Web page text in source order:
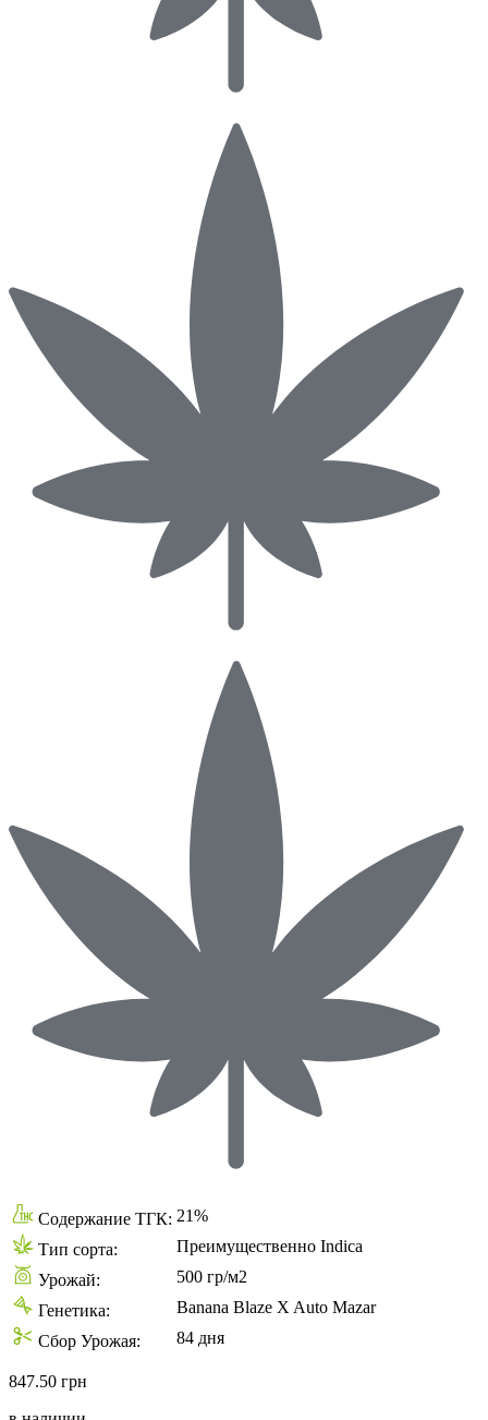
Содержание ТГК: 21%
Тип сорта:
Преимущественно Indica
Урожай:
500 гр/м2
Генетика:
Banana Blaze X Auto Mazar
Сбор Урожая:
84 дня
847.50 грн